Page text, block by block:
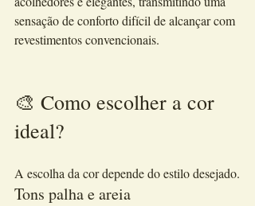
sensação de conforto difícil de alcançar com
revestimentos convencionais.
🎨 Como escolher a cor
ideal?
A escolha da cor depende do estilo desejado.
Tons palha e areia